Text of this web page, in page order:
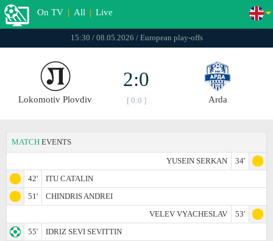
On TV | All | Live
15:30 / 08.05.2026 / European play-offs
Lokomotiv Plovdiv
2:0
[ 0:0 ] Arda
MATCH EVENTS
YUSEIN SERKAN
34'
42'
ITU CATALIN
51'
CHINDRIS ANDREI
VELEV VYACHESLAV
53'
55'
IDRIZ SEVI SEVITTIN